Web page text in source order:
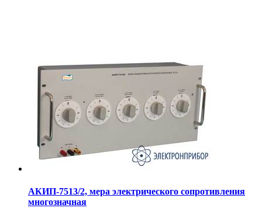
АКИП-7513/2, мера электрического сопротивления
многозначная